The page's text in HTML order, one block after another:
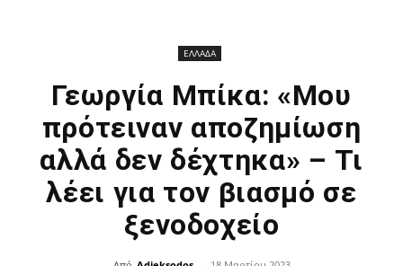
ΕΛΛΑΔΑ
Γεωργία Μπίκα: «Μου
πρότειναν αποζημίωση
αλλά δεν δέχτηκα» – Τι
λέει για τον βιασμό σε
ξενοδοχείο